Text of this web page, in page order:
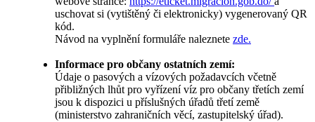
uschovat si (vytištěný či elektronicky) vygenerovaný QR
kód.
Návod na vyplnění formuláře naleznete zde.
Informace pro občany ostatních zemí:
Údaje o pasových a vízových požadavcích včetně
přibližných lhůt pro vyřízení víz pro občany třetích zemí
jsou k dispozici u příslušných úřadů třetí země
(ministerstvo zahraničních věcí, zastupitelský úřad).